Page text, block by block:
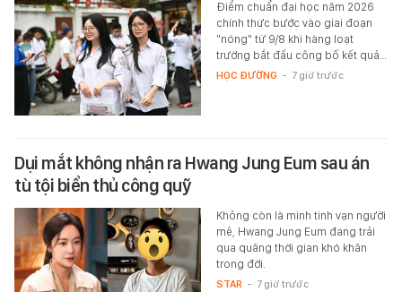
Điểm chuẩn đại học năm 2026
chính thức bước vào giai đoạn
"nóng" từ 9/8 khi hàng loạt
trường bắt đầu công bố kết quả…
HỌC ĐƯỜNG - 7 giờ trước
Dụi mắt không nhận ra Hwang Jung Eum sau án
tù tội biển thủ công quỹ
Không còn là minh tinh vạn người
mê, Hwang Jung Eum đang trải
qua quãng thời gian khó khăn
trong đời.
STAR - 7 giờ trước